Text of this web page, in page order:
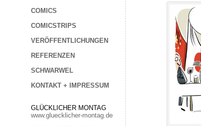
COMICS
COMICSTRIPS
VERÖFFENTLICHUNGEN
REFERENZEN
SCHWARWEL
KONTAKT + IMPRESSUM
GLÜCKLICHER MONTAG
www.gluecklicher-montag.de